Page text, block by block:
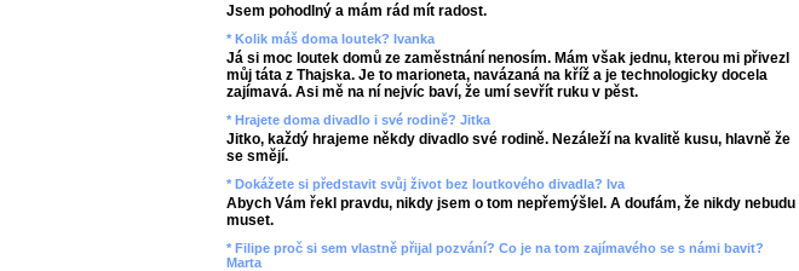
Jsem pohodlný a mám rád mít radost.
* Kolik máš doma loutek? Ivanka
Já si moc loutek domů ze zaměstnání nenosím. Mám však jednu, kterou mi přivezl
můj táta z Thajska. Je to marioneta, navázaná na kříž a je technologicky docela
zajímavá. Asi mě na ní nejvíc baví, že umí sevřít ruku v pěst.
* Hrajete doma divadlo i své rodině? Jitka
Jitko, každý hrajeme někdy divadlo své rodině. Nezáleží na kvalitě kusu, hlavně že
se smějí.
* Dokážete si představit svůj život bez loutkového divadla? Iva
Abych Vám řekl pravdu, nikdy jsem o tom nepřemýšlel. A doufám, že nikdy nebudu
muset.
* Filipe proč si sem vlastně přijal pozvání? Co je na tom zajímavého se s námi bavit?
Marta